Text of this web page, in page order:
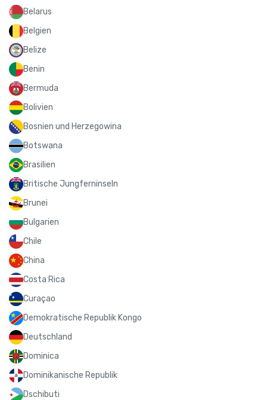
Belarus
Belgien
Belize
Benin
Bermuda
Bolivien
Bosnien und Herzegowina
Botswana
Brasilien
Britische Jungferninseln
Brunei
Bulgarien
Chile
China
Costa Rica
Curaçao
Demokratische Republik Kongo
Deutschland
Dominica
Dominikanische Republik
Dschibuti